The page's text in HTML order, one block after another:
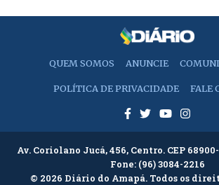
QUEM SOMOS ANUNCIE
POLÍTICA DE PRIVACIDADE FALE
Av. Coriolano Jucá, 456, Centro. CEP
Fone: (96) 3084-2216
© 2026 Diário do Amapá. Todos os